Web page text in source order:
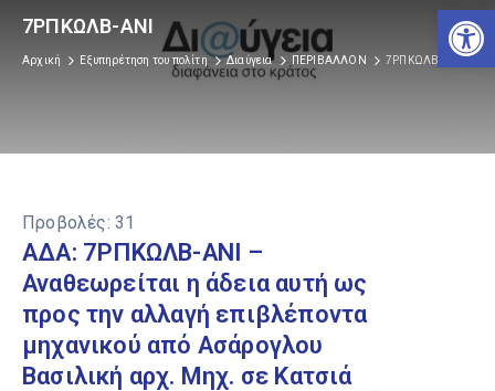
7ΡΠΚΩΛΒ-ΑΝΙ
Αρχική Εξυπηρέτηση του πολίτη Διαύγεια ΠΕΡΙΒΑΛΛΟΝ 7ΡΠΚΩΛΒ-ΑΝΙ
Προβολές: 31
ΑΔΑ: 7ΡΠΚΩΛΒ-ΑΝΙ –
Αναθεωρείται η άδεια αυτή ως
προς την αλλαγή επιβλέποντα
μηχανικού από Ασάρογλου
Βασιλική αρχ. Μηχ. σε Κατσιά